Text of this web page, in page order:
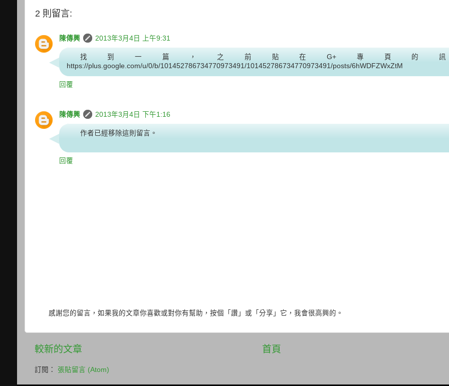
2 則留言:
陳傳興 2013年3月4日 上午9:31
找到一篇，之前貼在G+專頁的
https://plus.google.com/u/0/b/101452786734770973491/101452786734770973491/posts/6hWDFZWxZtM
回覆
陳傳興 2013年3月4日 下午1:16
作者已經移除這則留言。
回覆
感謝您的留言，如果我的文章你喜歡或對你有幫助，按個「讚」或「分享」它，我會很高興的。
較新的文章 首頁
訂閱： 張貼留言 (Atom)